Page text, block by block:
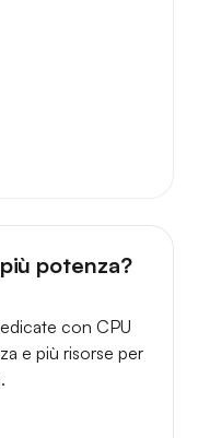
potenza?
con CPU
e più risorse per